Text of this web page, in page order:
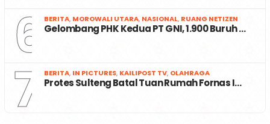
6 BERITA, MOROWALI UTARA, NASIONAL, RUANG NETIZEN
Gelombang PHK Kedua PT GNI, 1.900 Buruh …
7 BERITA, IN PICTURES, KAILIPOST TV, OLAHRAGA
Protes Sulteng Batal Tuan Rumah Fornas I…